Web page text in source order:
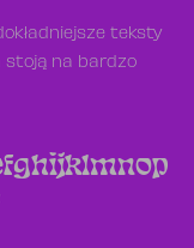
teksty
stoją na bardzo
fghijklmnop